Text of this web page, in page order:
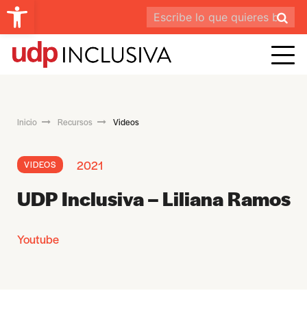
Inicio Recursos Videos
VIDEOS 2021
UDP Inclusiva – Liliana Ramos
Youtube